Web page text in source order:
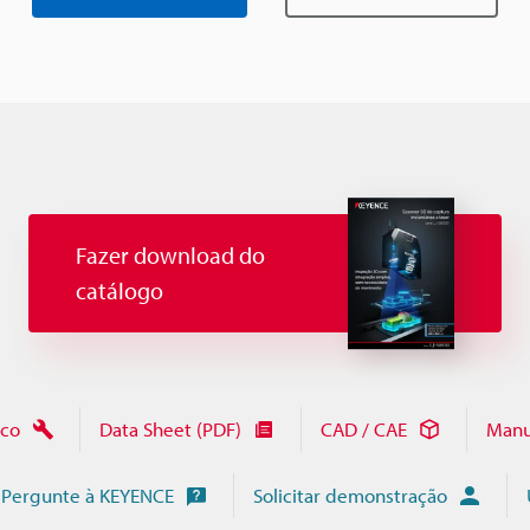
Fazer download do
catálogo
Data Sheet (PDF) CAD / CAE
Pergunte à KEYENCE Solicitar demonstração